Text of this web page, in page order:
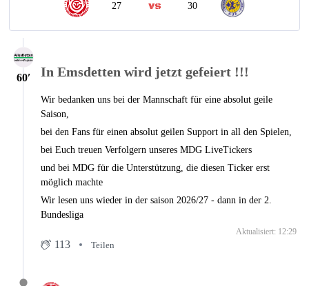
27 30
60′ In Emsdetten wird jetzt gefeiert !!!
Wir bedanken uns bei der Mannschaft für eine absolut geile
Saison,
bei den Fans für einen absolut geilen Support in all den Spielen,
bei Euch treuen Verfolgern unseres MDG LiveTickers
und bei MDG für die Unterstützung, die diesen Ticker erst
möglich machte
Wir lesen uns wieder in der saison 2026/27 - dann in der 2.
Bundesliga
Aktualisiert: 12:29
113 Teilen